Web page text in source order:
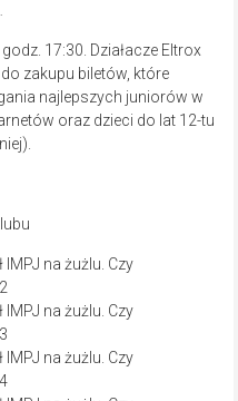
17:30. Działacze Eltrox
zakupu biletów, które
najlepszych juniorów w
oraz dzieci do lat 12-tu